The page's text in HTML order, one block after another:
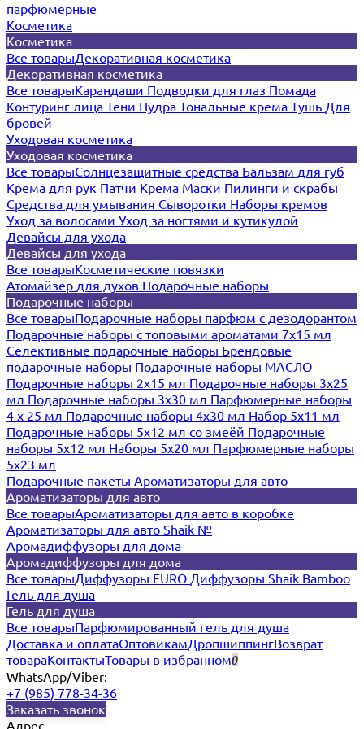
парфюмерные
Косметика
Косметика
Все товарыДекоративная косметика
Декоративная косметика
Все товарыКарандаши Подводки для глаз Помада
Контуринг лица Тени Пудра Тональные крема Тушь Для
бровей
Уходовая косметика
Уходовая косметика
Все товарыСолнцезащитные средства Бальзам для губ
Крема для рук Патчи Крема Маски Пилинги и скрабы
Средства для умывания Сыворотки Наборы кремов
Уход за волосами Уход за ногтями и кутикулой
Девайсы для ухода
Девайсы для ухода
Все товарыКосметические повязки
Атомайзер для духов Подарочные наборы
Подарочные наборы
Все товарыПодарочные наборы парфюм с дезодорантом
Подарочные наборы с топовыми ароматами 7х15 мл
Селективные подарочные наборы Брендовые
подарочные наборы Подарочные наборы МАСЛО
Подарочные наборы 2х15 мл Подарочные наборы 3х25
мл Подарочные наборы 3х30 мл Парфюмерные наборы
4 х 25 мл Подарочные наборы 4х30 мл Набор 5х11 мл
Подарочные наборы 5х12 мл со змеёй Подарочные
наборы 5х12 мл Наборы 5x20 мл Парфюмерные наборы
5x23 мл
Подарочные пакеты Ароматизаторы для авто
Ароматизаторы для авто
Все товарыАроматизаторы для авто в коробке
Ароматизаторы для авто Shaik №
Аромадиффузоры для дома
Аромадиффузоры для дома
Все товарыДиффузоры EURO Диффузоры Shaik Bamboo
Гель для душа
Гель для душа
Все товарыПарфюмированный гель для душа
Доставка и оплатаОптовикамДропшиппингВозврат
товараКонтактыТовары в избранном0
WhatsApp/Viber:
+7 (985) 778-34-36
Заказать звонок
Адрес